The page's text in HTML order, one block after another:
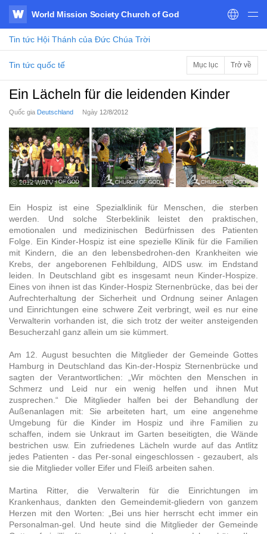
WATV
World Mission Society Church of God
Tin tức Hội Thánh của Đức Chúa Trời
Tin tức quốc tế Mục lục Trở về
Ein Lächeln für die leidenden Kinder
Quốc gia Deutschland Ngày 12/8/2012
ⓒ 2012 WATV
Ein Hospiz ist eine Spezialklinik für Menschen, die sterben
werden. Und solche Sterbeklinik leistet den praktischen,
emotionalen und medizinischen Bedürfnissen des Patienten
Folge. Ein Kinder-Hospiz ist eine spezielle Klinik für die Familien
mit Kindern, die an den lebensbedrohen-den Krankheiten wie
Krebs, der angeborenen Fehlbildung, AIDS usw. im Endstand
leiden. In Deutschland gibt es insgesamt neun Kinder-Hospize.
Eines von ihnen ist das Kinder-Hospiz Sternenbrücke, das bei der
Aufrechterhaltung der Sicherheit und Ordnung seiner Anlagen
und Einrichtungen eine schwere Zeit verbringt, weil es nur eine
Verwalterin vorhanden ist, die sich trotz der weiter ansteigenden
Besucherzahl ganz allein um sie kümmert.
Am 12. August besuchten die Mitglieder der Gemeinde Gottes
Hamburg in Deutschland das Kin-der-Hospiz Sternenbrücke und
sagten der Verantwortlichen: „Wir möchten den Menschen in
Schmerz und Leid nur ein wenig helfen und ihnen Mut
zusprechen.“ Die Mitglieder halfen bei der Behandlung der
Außenanlagen mit: Sie arbeiteten hart, um eine angenehme
Umgebung für die Kinder im Hospiz und ihre Familien zu
schaffen, indem sie Unkraut im Garten beseitigten, die Wände
bestrichen usw. Ein zufriedenes Lächeln wurde auf das Antlitz
jedes Patienten - das Per-sonal eingeschlossen - gezaubert, als
sie die Mitglieder voller Eifer und Fleiß arbeiten sahen.
Martina Ritter, die Verwalterin für die Einrichtungen im
Krankenhaus, dankten den Gemeindemit-gliedern von ganzem
Herzen mit den Worten: „Bei uns hier herrscht echt immer ein
Personalman-gel. Und heute sind die Mitglieder der Gemeinde